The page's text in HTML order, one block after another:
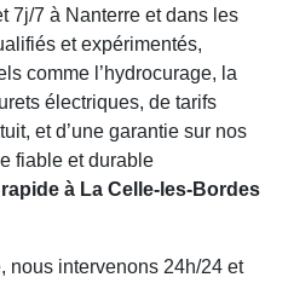
7j/7 à Nanterre et dans les
et expérimentés,
comme l’hydrocurage, la
électriques, de tarifs
et d’une garantie sur nos
fiable et durable
à La Celle-les-Bordes
nous intervenons 24h/24 et